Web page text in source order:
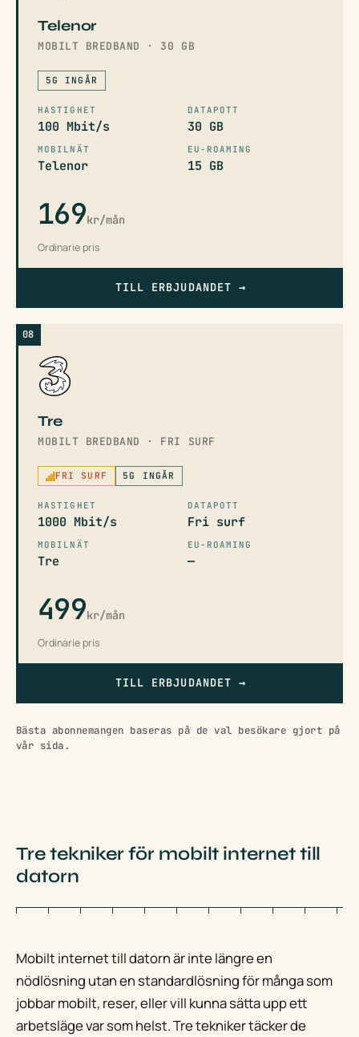
Telenor
MOBILT BREDBAND · 30 GB
5G INGÅR
HASTIGHET
100 Mbit/s
DATAPOTT
30 GB
MOBILNÄT
Telenor
EU-ROAMING
15 GB
169kr/mån
Ordinarie pris
TILL ERBJUDANDET→
08
Tre
MOBILT BREDBAND · FRI SURF
FRI SURF 5G INGÅR
HASTIGHET
1000 Mbit/s
DATAPOTT
Fri surf
MOBILNÄT
Tre
EU-ROAMING
—
499kr/mån
Ordinarie pris
TILL ERBJUDANDET→
Bästa abonnemangen baseras på de val besökare gjort på
vår sida.
Tre tekniker för mobilt internet till
datorn
Mobilt internet till datorn är inte längre en
nödlösning utan en standardlösning för många som
jobbar mobilt, reser, eller vill kunna sätta upp ett
arbetsläge var som helst. Tre tekniker täcker de